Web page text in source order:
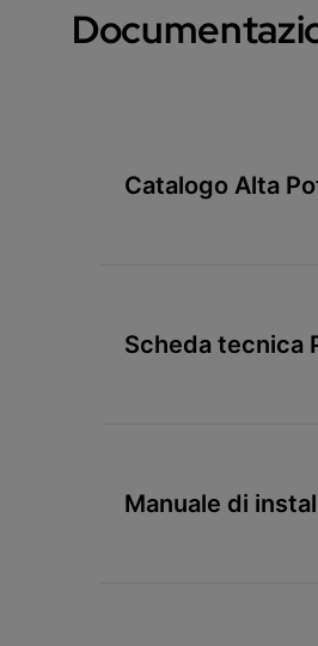
Catalogo Alta
Scheda tecnica
Manuale di